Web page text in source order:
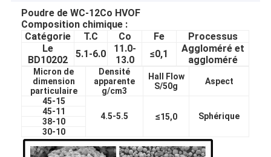
Poudre de WC-12Co HVOF
Composition chimique :
Catégorie
T.C Co Fe
Processus
Le
BD10202
5.1-6.0
11.0-
13.0
≤0,1
Aggloméré et
aggloméré
Micron de
dimension
particulaire
Densité
apparente
g/cm3
Hall Flow
S/50g
Aspect
45-15
4.5-5.5
≤15,0 Sphérique
45-11
38-10
30-10